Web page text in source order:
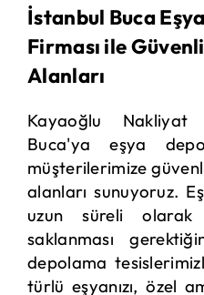
İstanbul Buca
Firması ile
Alanları
Kayaoğlu Nakliyat
Buca'ya eşya
müşterilerimize
alanları sunuyoruz.
uzun süreli
saklanması
depolama
türlü eşyanızı, özel